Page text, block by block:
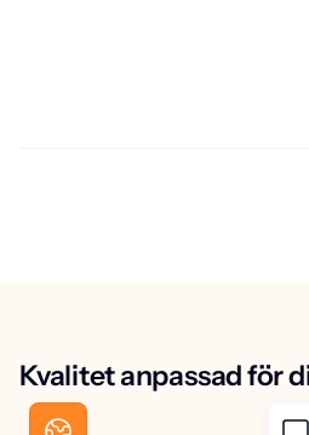
Kvalitet anpassad för